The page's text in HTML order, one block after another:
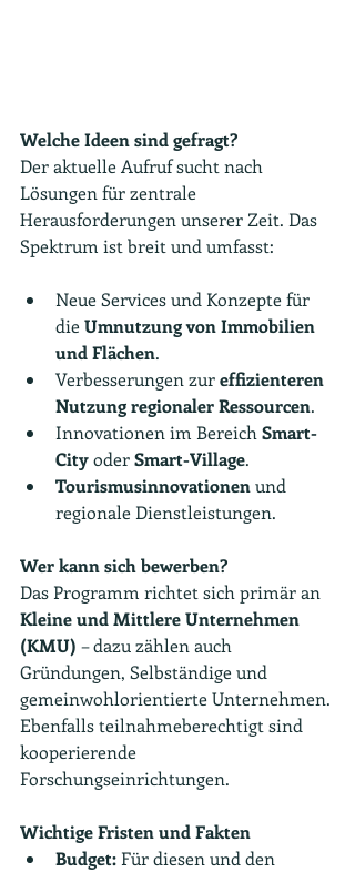
Welche Ideen sind gefragt?
Der aktuelle Aufruf sucht nach
Lösungen für zentrale
Herausforderungen unserer Zeit. Das
Spektrum ist breit und umfasst:
Neue Services und Konzepte für
die Umnutzung von Immobilien
und Flächen.
Verbesserungen zur effizienteren
Nutzung regionaler Ressourcen.
Innovationen im Bereich Smart-
City oder Smart-Village.
Tourismusinnovationen und
regionale Dienstleistungen.
Wer kann sich bewerben?
Das Programm richtet sich primär an
Kleine und Mittlere Unternehmen
(KMU) – dazu zählen auch
Gründungen, Selbständige und
gemeinwohlorientierte Unternehmen.
Ebenfalls teilnahmeberechtigt sind
kooperierende
Forschungseinrichtungen.
Wichtige Fristen und Fakten
Budget: Für diesen und den